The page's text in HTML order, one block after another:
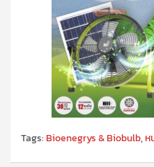
Tags:Bioenegrys & Biobulb,ห